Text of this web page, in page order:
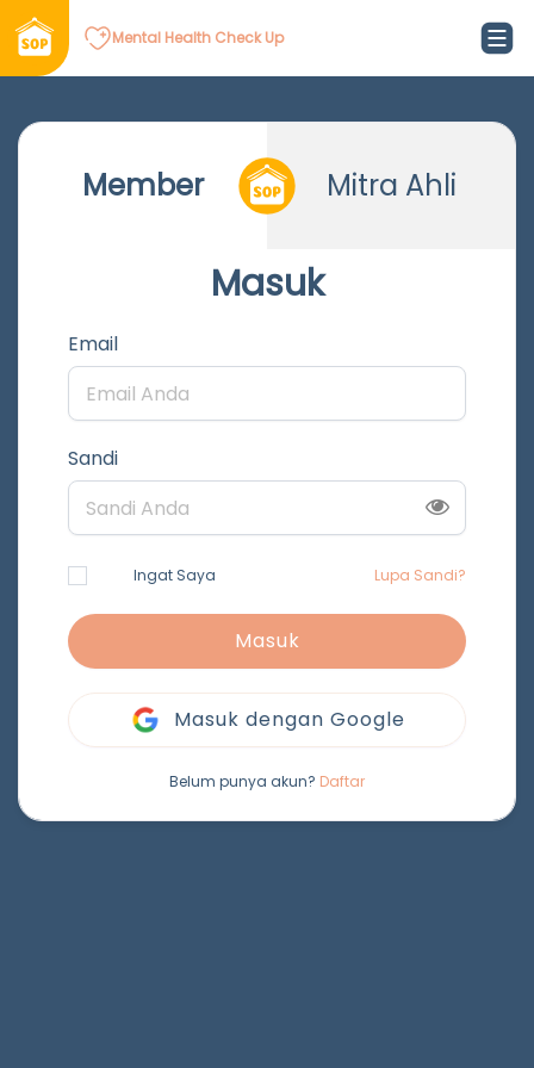
Mental Health Check Up
Member Mitra Ahli
Masuk
Email
Sandi
Ingat Saya Lupa Sandi?
Masuk
Masuk dengan Google
Belum punya akun? Daftar